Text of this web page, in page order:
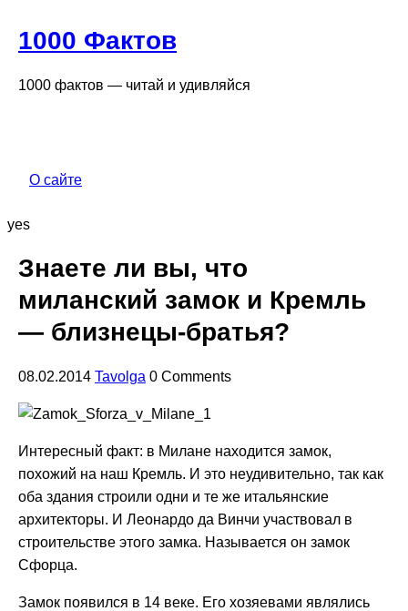
1000 Фактов
1000 фактов — читай и удивляйся
О сайте
yes
Знаете ли вы, что
миланский замок и Кремль
— близнецы-братья?
08.02.2014 Tavolga 0 Comments
Интересный факт: в Милане находится замок,
похожий на наш Кремль. И это неудивительно, так как
оба здания строили одни и те же итальянские
архитекторы. И Леонардо да Винчи участвовал в
строительстве этого замка. Называется он замок
Сфорца.
Замок появился в 14 веке. Его хозяевами являлись